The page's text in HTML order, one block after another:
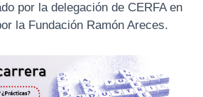
por la delegación de CERFA en
la Fundación Ramón Areces.